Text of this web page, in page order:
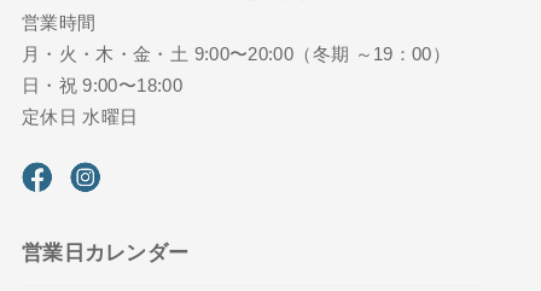
営業時間
月・火・木・金・土 9:00〜20:00（冬期 ～19：00）
日・祝 9:00〜18:00
定休日 水曜日
営業日カレンダー